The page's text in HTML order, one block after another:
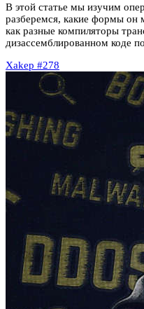
В этой статье мы изучим
разберемся, какие формы он
как разные компиляторы
дизассемблированном коде
Xakep #278